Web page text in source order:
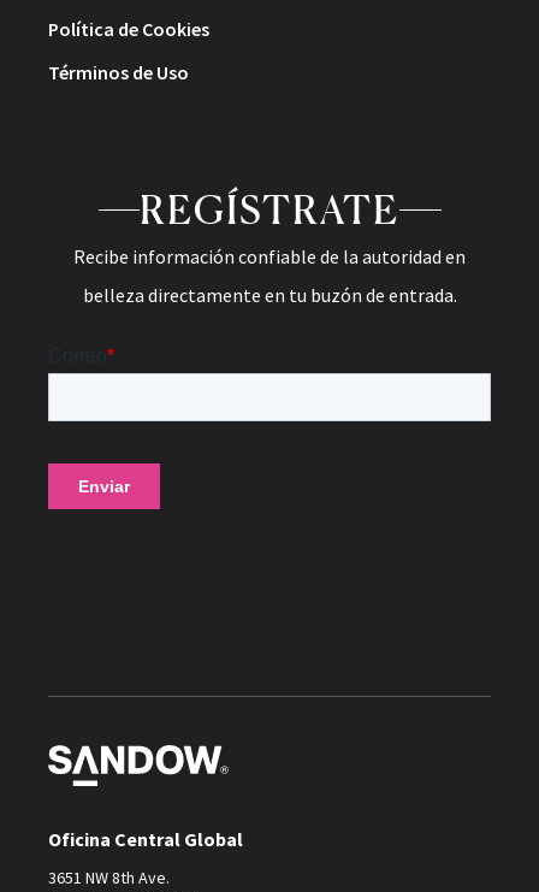
Política de Cookies
Términos de Uso
REGÍSTRATE
Recibe información confiable de la autoridad en
belleza directamente en tu buzón de entrada.
Oficina Central Global
3651 NW 8th Ave.